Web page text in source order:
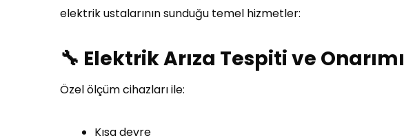
elektrik ustalarının sunduğu temel hizmetler:
🔧 Elektrik Arıza Tespiti ve Onarımı
Özel ölçüm cihazları ile:
Kısa devre